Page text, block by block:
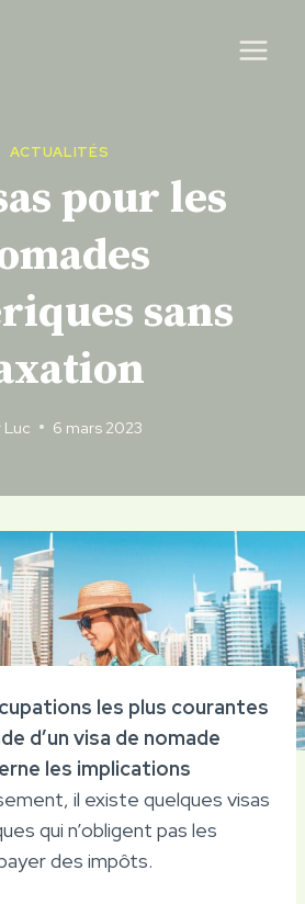
ACTUALITÉS
pour les
sans
Luc 6 mars 2023
les plus courantes
d’un visa de nomade
les implications
il existe quelques visas
qui n’obligent pas les
des impôts.